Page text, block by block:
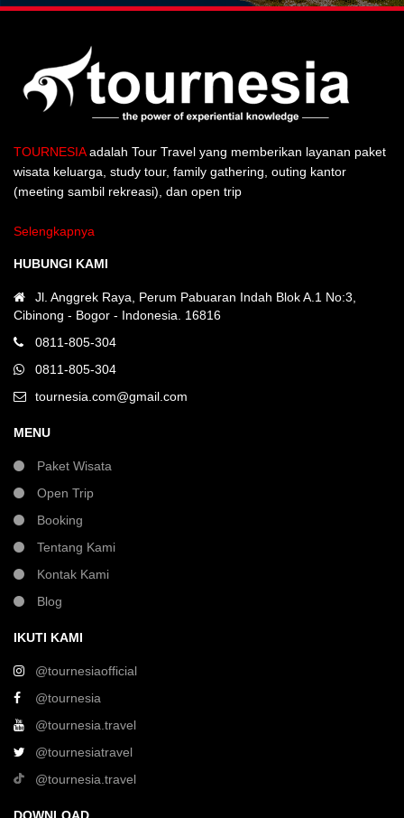
TOURNESIAadalah Tour Travel yang memberikan layanan paket
wisata keluarga, study tour, family gathering, outing kantor
(meeting sambil rekreasi), dan open trip
Selengkapnya
HUBUNGI KAMI
Jl. Anggrek Raya, Perum Pabuaran Indah Blok A.1 No:3,
Cibinong - Bogor - Indonesia. 16816
0811-805-304
0811-805-304
tournesia.com@gmail.com
MENU
Paket Wisata
Open Trip
Booking
Tentang Kami
Kontak Kami
Blog
IKUTI KAMI
@tournesiaofficial
@tournesia
@tournesia.travel
@tournesiatravel
@tournesia.travel
DOWNLOAD